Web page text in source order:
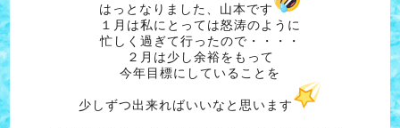
はっとなりました、山本です
１月は私にとっては怒涛のように
忙しく過ぎて行ったので・・・・
２月は少し余裕をもって
今年目標にしていることを
少しずつ出来ればいいなと思います